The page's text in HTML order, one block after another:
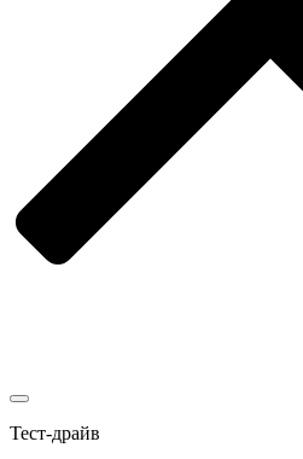
Тест-драйв